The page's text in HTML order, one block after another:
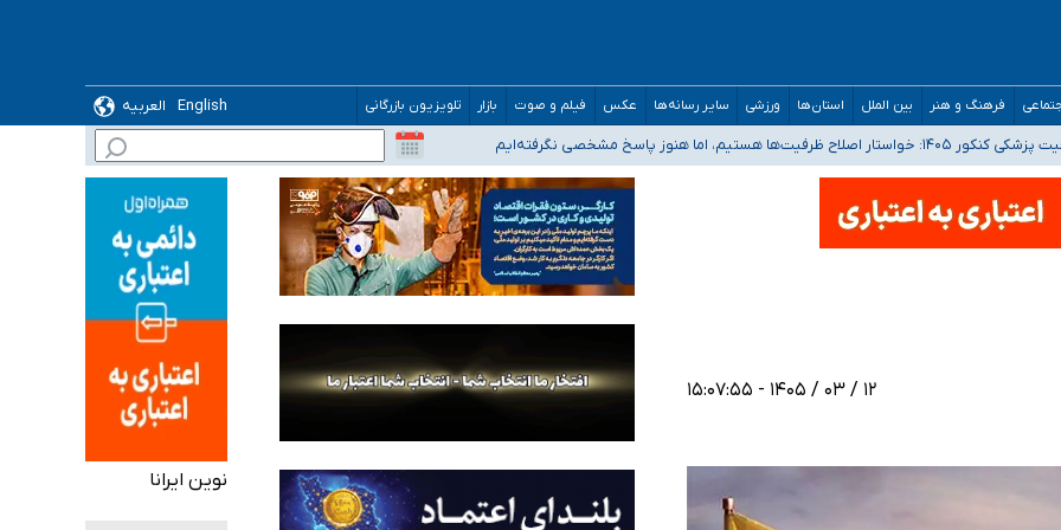
فرهنگ و هنر بین الملل استان‌ها ورزشی سایر رسانه‌ها عکس فیلم و صوت بازار تلویزیون بازرگانی English
العربیه
اما هنوز پاسخ مشخصی نگرفته‌ایم
فرماندهی صحنه عملیات و دکترای تخصصی جغرافیای نظامی دافوس آجا
و کرمان بالاتر از آستانه هشدار
۱۲ / ۰۳ / ۱۴۰۵ - ۱۵:۰۷:۵۵
نوین ایرانا